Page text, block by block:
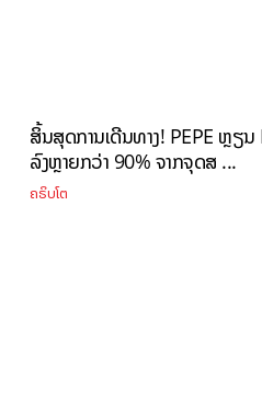
ສິ້ນສຸດການເດີນທາງ! PEPE ຫຼຽ
ລົງຫຼາຍກວ່າ 90% ຈາກຈຸດສ ...
ຄຣິບໂຕ